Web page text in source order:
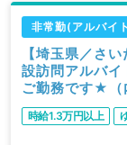
非常勤(アルバイ
【埼玉県／さ
設訪問アルバ
ご勤務です★（
時給1.3万円以上